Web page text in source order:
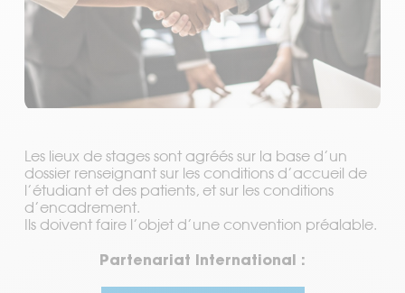
Présentation
Alumni
Les lieux de stages sont agréés sur la base d’un
dossier renseignant sur les conditions d’accueil de
l’étudiant et des patients, et sur les conditions
d’encadrement.
Ils doivent faire l’objet d’une convention préalable.
Partenariat International :